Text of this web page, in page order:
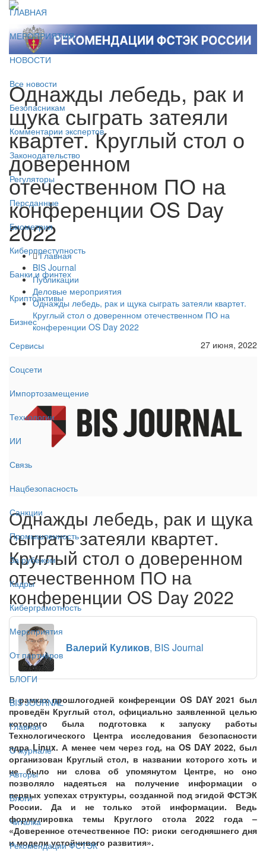
ГЛАВНАЯ
МЕРОПРИЯТИЯ
НОВОСТИ
Все новости
Безопасникам
Комментарии экспертов
Законодательство
Регуляторы
Персданные
Биометрия
Киберпреступность
Банки и финтех
Криптоактивы
Бизнес
Сервисы
Соцсети
Импортозамещение
Технологии
ИИ
Связь
Нацбезопасность
Санкции
Промышленность
За рубежом
Кадры
Киберграмотность
Мероприятия
От партнёров
БЛОГИ
BIS JOURNAL
Главная
О журнале
Авторы
Блоги
Читалка
Рекомендации ФСТЭК
Однажды лебедь, рак и
щука сыграть затеяли
квартет. Круглый стол о
доверенном
отечественном ПО на
конференции OS Day
2022
Главная
BIS Journal
Публикации
Деловые мероприятия
Однажды лебедь, рак и щука сыграть затеяли квартет.
Круглый стол о доверенном отечественном ПО на
конференции OS Day 2022
27 июня, 2022
Однажды лебедь, рак и щука
сыграть затеяли квартет.
Круглый стол о доверенном
отечественном ПО на
конференции OS Day 2022
Валерий Куликов, BIS Journal
В рамках прошлогодней конференции OS DAY 2021 был
проведён Круглый стол, официально заявленной целью
которого была подготовка к запуску работы
Технологического Центра исследования безопасности
ядра Linux. А менее чем через год, на OS DAY 2022, был
организован Круглый стол, в названии которого хоть и
не было ни слова об упомянутом Центре, но оно
позволяло надеяться на получение информации о
первых успехах структуры, созданной под эгидой ФСТЭК
России. Да и не только этой информации. Ведь
формулировка темы Круглого стола 2022 года –
«Доверенное отечественное ПО: риски сегодняшнего дня
и модели устойчивого развития».